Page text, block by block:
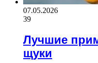
07.05.2026
39
Лучшие
щуки